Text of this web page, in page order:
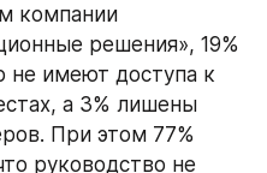
компании
решения», 19%
не имеют доступа к
а 3% лишены
При этом 77%
руководство не